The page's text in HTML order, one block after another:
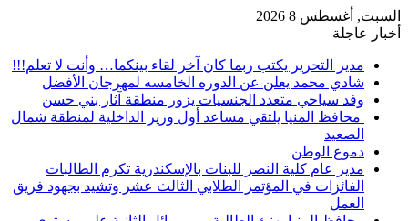
السبت, أغسطس 8 2026
أخبار عاجلة
مدير التحرير يكتب ربما كان آخر لقاء بينكما… وأنت لا تعلم!!!
شادي محمد يعلن عن الدوره الخامسه لمهرجان الأفضل
وفد سياحي متعدد الجنسيات يزور منطقة آثار بني حسن
محافظ المنيا يلتقي مساعد أول وزير الداخلية لمنطقة شمال
الصعيد
دموع الوطن
مدير عام كلية النصر للبنات بالإسكندرية تكرم الطالبات
الفائزات في المؤتمر الطلابي الثالث عشر وتشيد بجهود فريق
العمل